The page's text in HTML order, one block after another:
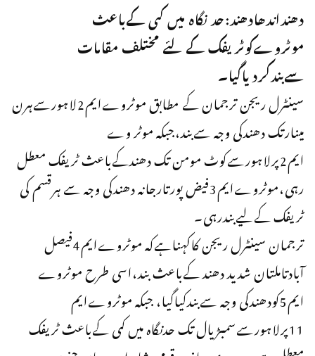
دھنداندھادھند:حد نگاہ میں کمی کےباعث
موٹروےکوٹریفک کےلئے مختلف مقامات
سےبندکردیاگیا۔
سینٹرل ریجن ترجمان کے مطابق موٹروےایم2لاہورسےہرن
مینارتک دھندکی وجہ سےبند،جبکہ موٹر وے
ایم2پرلاہورسےکوٹ مومن تک دھندکےباعث ٹریفک معطل
رہی،موٹروےایم3فیض پورتارجانہ دھندکی وجہ سے ہرقسم کی
ٹریفک کےلیےبندرہی۔
ترجمان سینٹرل ریجن کاکہناہےکہ موٹروےایم4فیصل
آبادتاملتان شدید دھند کےباعث بند،اسی طرح موٹروے
ایم5کودھندکی وجہ سےبندکیاگیا، جبکہ موٹروےایم
11پرلاہورسےسمبڑیال تک حدنگاہ میں کمی کےباعث ٹریفک